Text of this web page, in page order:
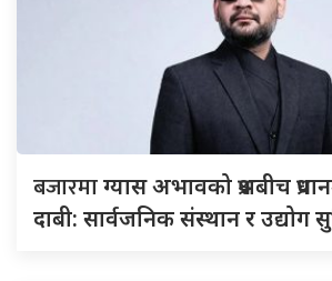
बजारमाग्यास अभावको प्रश्नबीच
दाबी: सार्वजनिक संस्थान र उद्योग